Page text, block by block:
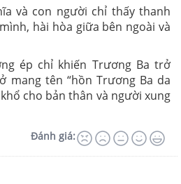
và con người chỉ thấy thanh
hài hòa giữa bên ngoài và
ép chỉ khiến Trương Ba trở
mang tên “hồn Trương Ba da
cho bản thân và người xung
Đánh giá: